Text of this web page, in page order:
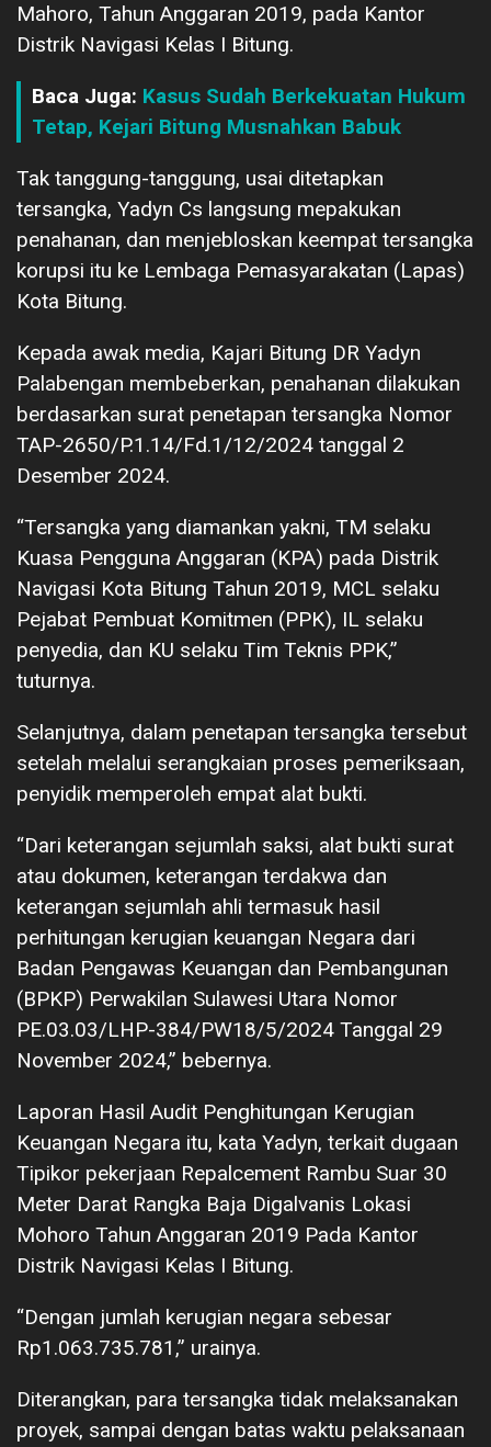
Mahoro, Tahun Anggaran 2019, pada Kantor
Distrik Navigasi Kelas I Bitung.
Baca Juga: Kasus Sudah Berkekuatan Hukum
Tetap, Kejari Bitung Musnahkan Babuk
Tak tanggung-tanggung, usai ditetapkan
tersangka, Yadyn Cs langsung mepakukan
penahanan, dan menjebloskan keempat tersangka
korupsi itu ke Lembaga Pemasyarakatan (Lapas)
Kota Bitung.
Kepada awak media, Kajari Bitung DR Yadyn
Palabengan membeberkan, penahanan dilakukan
berdasarkan surat penetapan tersangka Nomor
TAP-2650/P.1.14/Fd.1/12/2024 tanggal 2
Desember 2024.
“Tersangka yang diamankan yakni, TM selaku
Kuasa Pengguna Anggaran (KPA) pada Distrik
Navigasi Kota Bitung Tahun 2019, MCL selaku
Pejabat Pembuat Komitmen (PPK), IL selaku
penyedia, dan KU selaku Tim Teknis PPK,”
tuturnya.
Selanjutnya, dalam penetapan tersangka tersebut
setelah melalui serangkaian proses pemeriksaan,
penyidik memperoleh empat alat bukti.
“Dari keterangan sejumlah saksi, alat bukti surat
atau dokumen, keterangan terdakwa dan
keterangan sejumlah ahli termasuk hasil
perhitungan kerugian keuangan Negara dari
Badan Pengawas Keuangan dan Pembangunan
(BPKP) Perwakilan Sulawesi Utara Nomor
PE.03.03/LHP-384/PW18/5/2024 Tanggal 29
November 2024,” bebernya.
Laporan Hasil Audit Penghitungan Kerugian
Keuangan Negara itu, kata Yadyn, terkait dugaan
Tipikor pekerjaan Repalcement Rambu Suar 30
Meter Darat Rangka Baja Digalvanis Lokasi
Mohoro Tahun Anggaran 2019 Pada Kantor
Distrik Navigasi Kelas I Bitung.
“Dengan jumlah kerugian negara sebesar
Rp1.063.735.781,” urainya.
Diterangkan, para tersangka tidak melaksanakan
proyek, sampai dengan batas waktu pelaksanaan